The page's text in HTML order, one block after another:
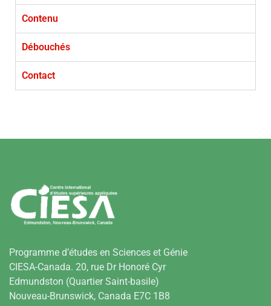
Contenu
Débouchés
Contact
Programme d’études en Sciences et Génie
CIESA-Canada. 20, rue Dr Honoré Cyr
Edmundston (Quartier Saint-basile)
Nouveau-Brunswick, Canada E7C 1B8